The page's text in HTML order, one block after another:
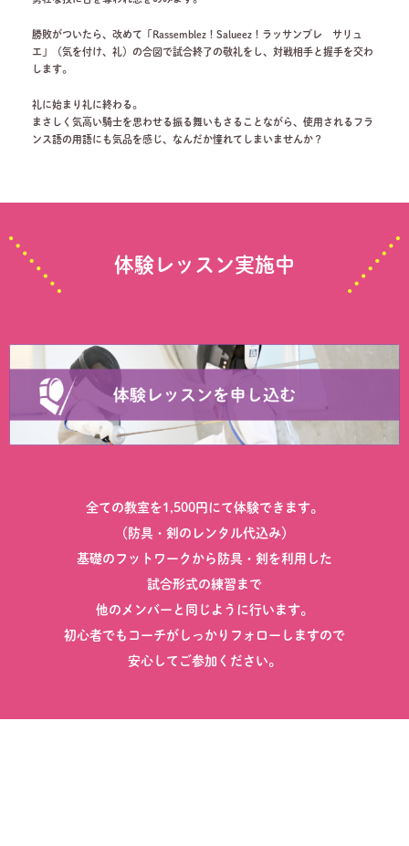
勝敗がついたら、改めて「Rassemblez！Salueez！ラッサンブレ サリュ
エ」（気を付け、礼）の合図で試合終了の敬礼をし、対戦相手と握手を交わ
します。
礼に始まり礼に終わる。
まさしく気高い騎士を思わせる振る舞いもさることながら、使用されるフラ
ンス語の用語にも気品を感じ、なんだか憧れてしまいませんか？
体験レッスン実施中
全ての教室を1,500円にて体験できます。
（防具・剣のレンタル代込み）
基礎のフットワークから防具・剣を利用した
試合形式の練習まで
他のメンバーと同じように行います。
初心者でもコーチがしっかりフォローしますので
安心してご参加ください。